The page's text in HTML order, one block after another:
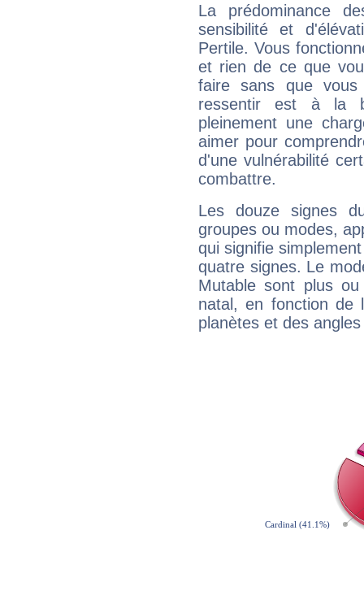
La prédominance
sensibilité et
Pertile. Vous
et rien de ce que
faire sans que
ressentir est à la
pleinement une
aimer pour
d'une vulnérabilité
combattre.
Les douze signes
groupes ou modes,
qui signifie
quatre signes. Le
Mutable sont plus
natal, en fonction de
planètes et des